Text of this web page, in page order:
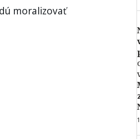
moralizovať